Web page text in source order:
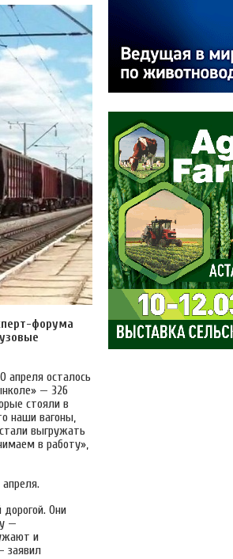
форума
апреля осталось
— 326
стояли в
наши вагоны,
выгружать
в работу»,
Они
—
и
заявил